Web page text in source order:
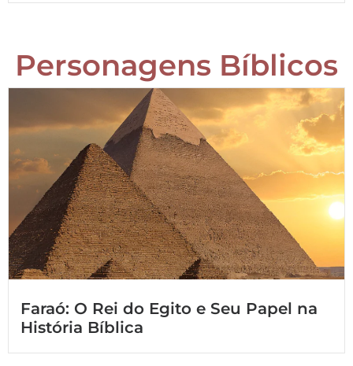
Personagens Bíblicos
Faraó: O Rei do Egito e Seu Papel na
História Bíblica